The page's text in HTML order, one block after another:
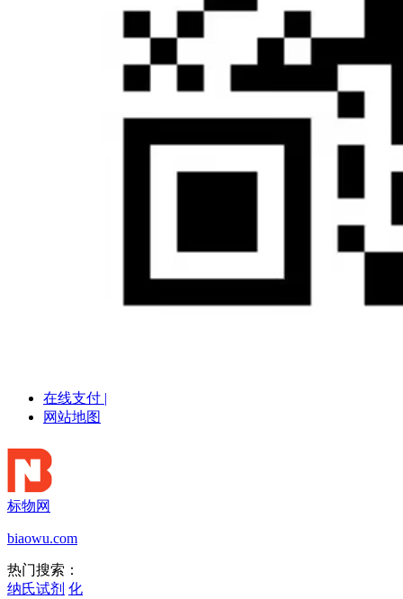
在线支付 |
网站地图
标物网
biaowu.com
热门搜索：
纳氏试剂 化